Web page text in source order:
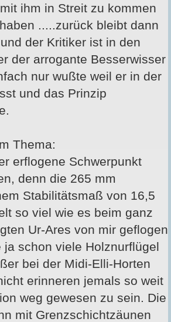
ihm in Streit zu kommen
.....zurück bleibt dann
der Kritiker ist in den
der arrogante Besserwisser
nur wußte weil er in der
und das Prinzip
Thema:
erflogene Schwerpunkt
denn die 265 mm
Stabilitätsmaß von 16,5
so viel wie es beim ganz
Ur-Ares von mir geflogen
ja schon viele Holznurflügel
bei der Midi-Elli-Horten
erinneren jemals so weit
weg gewesen zu sein. Die
mit Grenzschichtzäunen